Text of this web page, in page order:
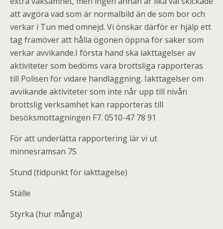
att avgöra vad som är normalbild än de som bor och
verkar i Tun med omnejd. Vi önskar därför er hjälp ett
tag framöver att hålla ögonen öppna för saker som
verkar avvikande.I första hand ska iakttagelser av
aktiviteter som bedöms vara brottsliga rapporteras
till Polisen för vidare handläggning. Iakttagelser om
avvikande aktiviteter som inte når upp till nivån
brottslig verksamhet kan rapporteras till
besöksmottagningen F7. 0510-47 78 91
För att underlätta rapportering lär vi ut
minnesramsan 7S
Stund (tidpunkt för iakttagelse)
Ställe
Styrka (hur många)